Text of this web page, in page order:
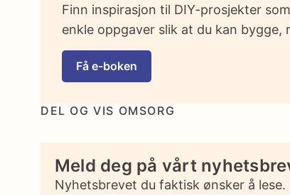
DEL OG VIS OMSORG
Meld deg på vårt
Nyhetsbrevet du faktisk ønsker å lese.
Finn inspirasjon til DIY-prosjekter
enkle oppgaver slik at du kan bygge,
Få e-boken